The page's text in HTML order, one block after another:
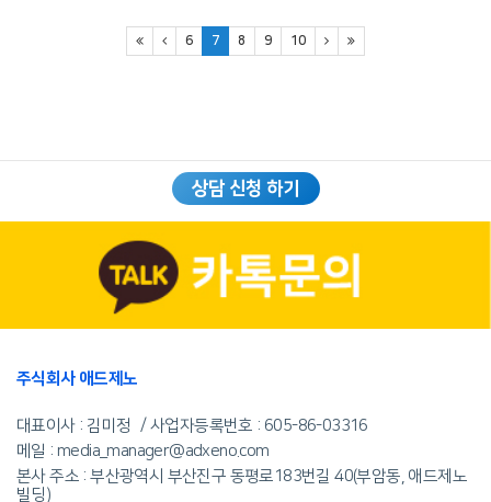
6 7 8 9 10
상담 신청 하기
주식회사 애드제노
대표이사 : 김미정 사업자등록번호 : 605-86-03316
메일 : media_manager@adxeno.com
본사 주소 : 부산광역시 부산진구 동평로183번길 40(부암동, 애드제노
빌딩)